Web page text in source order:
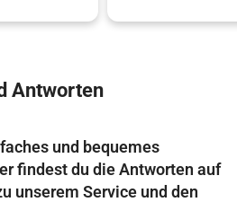
Antworten
und bequemes
findest du die Antworten auf
unserem Service und den